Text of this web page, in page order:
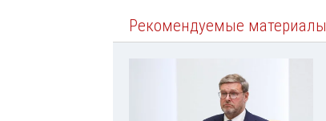
Рекомендуемые материалы